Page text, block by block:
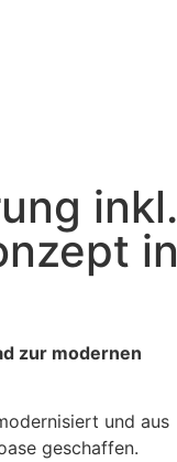
inkl.
in
zur modernen
und aus
geschaffen.